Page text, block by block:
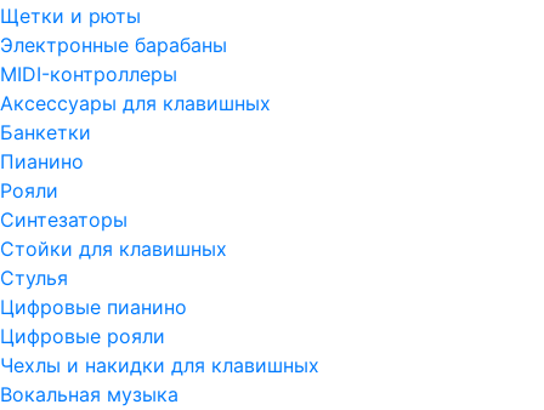
Щетки и рюты
Электронные барабаны
MIDI-контроллеры
Аксессуары для клавишных
Банкетки
Пианино
Рояли
Синтезаторы
Стойки для клавишных
Стулья
Цифровые пианино
Цифровые рояли
Чехлы и накидки для клавишных
Вокальная музыка